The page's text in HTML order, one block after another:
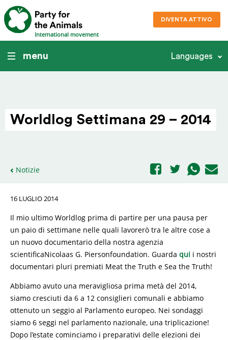
International movement
DIVENTA ATTIVO
menu Languages
Worldlog Settimana 29 – 2014
Notizie
16 LUGLIO 2014
Il mio ultimo Worldlog prima di partire per una pausa per
un paio di settimane nelle quali lavorerò tra le altre cose a
un nuovo documentario della nostra agenzia
scientificaNicolaas G. Piersonfoundation. Guarda qui i nostri
documentari pluri premiati Meat the Truth e Sea the Truth!
Abbiamo avuto una meravigliosa prima metà del 2014,
siamo cresciuti da 6 a 12 consiglieri comunali e abbiamo
ottenuto un seggio al Parlamento europeo. Nei sondaggi
siamo 6 seggi nel parlamento nazionale, una triplicazione!
Dopo l’estate cominciamo i preparativi delle elezioni dei